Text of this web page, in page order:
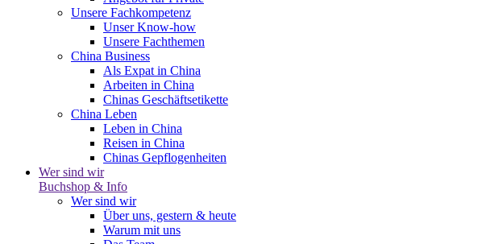
Unsere Fachkompetenz
Unser Know-how
Unsere Fachthemen
China Business
Als Expat in China
Arbeiten in China
Chinas Geschäftsetikette
China Leben
Leben in China
Reisen in China
Chinas Gepflogenheiten
Wer sind wir
Buchshop & Info
Wer sind wir
Über uns, gestern & heute
Warum mit uns